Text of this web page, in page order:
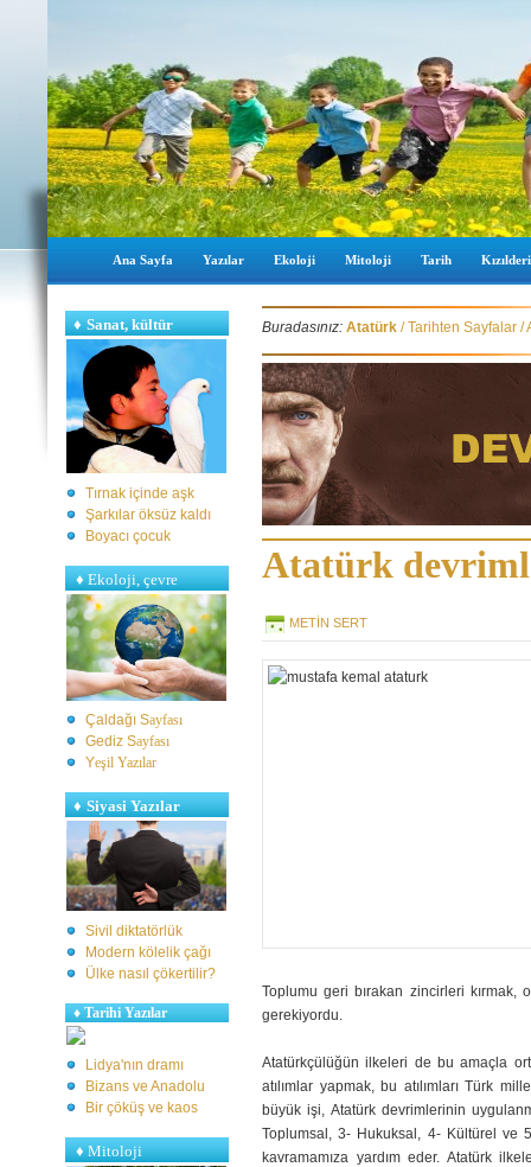
Ana Sayfa Yazılar Ekoloji Mitoloji Tarih
♦ Sanat, kültür
Tırnak içinde aşk
Şarkılar öksüz kaldı
Boyacı çocuk
♦Ekoloji, çevre
Çaldağı Sayfası
Gediz Sayfası
Yeşil Yazılar
♦ Siyasi Yazılar
Sivil diktatörlük
Modern kölelik çağı
Ülke nasıl çökertilir?
♦ Tarihi Yazılar
Lidya'nın dramı
Bizans ve Anadolu
Bir çöküş ve kaos
♦Mitoloji
Buradasınız: Atatürk / Tarihten Sayfalar /
Atatürk
METİN SERT
Toplumu geri bırakan zincirleri
gerekiyordu.
Atatürkçülüğün ilkeleri de bu amaçla
atılımlar yapmak, bu atılımları Türk
büyük işi, Atatürk devrimlerinin
Toplumsal, 3- Hukuksal, 4- Kültürel ve
kavramamıza yardım eder. Atatürk